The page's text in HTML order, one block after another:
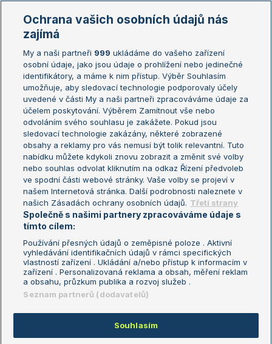
Žebříčky
Žebříček ATP (muži)
Žebříček WTA (ženy)
Sázkařský žebříček
Australian Open
French Open
Wimbledon
US Open
Turnaj mistrů
Turnaj mistryň
Aktualní trendy
Fotbalové přestupy
Livesport Daily
LS Prague Open
Podmínky užití
Nastavení soukromí
GDPR a žurnalistika
Reklama
Kontakt
Informace o zpracování osobních
údajů
Copyright © 2008-2026 TenisPortal.cz. Využíváme zpravodajství ČTK.
Ochrana vašich osobních údajů nás
zajímá
My a naši partneři 999 ukládáme do vašeho zařízení
osobní údaje, jako jsou údaje o prohlížení nebo jedinečné
identifikátory, a máme k nim přístup. Výběr Souhlasím
umožňuje, aby sledovací technologie podporovaly účely
uvedené v části My a naši partneři zpracováváme údaje za
účelem poskytování. Výběrem Zamítnout vše nebo
odvoláním svého souhlasu je zakážete. Pokud jsou
sledovací technologie zakázány, některé zobrazené
obsahy a reklamy pro vás nemusí být tolik relevantní. Tuto
nabídku můžete kdykoli znovu zobrazit a změnit své volby
nebo souhlas odvolat kliknutím na odkaz Řízení předvoleb
ve spodní části webové stránky. Vaše volby se projeví v
našem Internetová stránka. Další podrobnosti naleznete v
našich Zásadách ochrany osobních údajů. Třetí strany
Společně s našimi partnery zpracováváme údaje s
tímto cílem:
Používání přesných údajů o zeměpisné poloze . Aktivní
vyhledávání identifikačních údajů v rámci specifických
vlastností zařízení . Ukládání a/nebo přístup k informacím v
zařízení . Personalizovaná reklama a obsah, měření reklam
a obsahu, průzkum publika a rozvoj služeb .
Seznam partnerů (dodavatelů)
Souhlasím